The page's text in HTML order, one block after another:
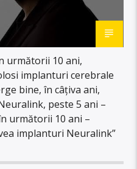
următorii 10 ani,
implanturi cerebrale
bine, în câțiva ani,
peste 5 ani –
următorii 10 ani –
implanturi Neuralink”